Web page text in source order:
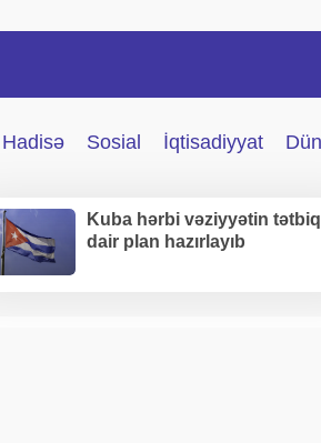
Hadisə Sosial İqtisadiyyat
Kuba hərbi vəziyyətin
dair plan hazırlayıb